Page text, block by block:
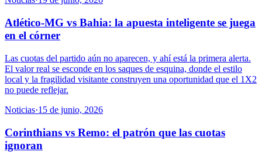
Atlético-MG vs Bahia: la apuesta inteligente se juega
en el córner
Las cuotas del partido aún no aparecen, y ahí está la primera alerta.
El valor real se esconde en los saques de esquina, donde el estilo
local y la fragilidad visitante construyen una oportunidad que el 1X2
no puede reflejar.
Noticias·15 de junio, 2026
Corinthians vs Remo: el patrón que las cuotas
ignoran